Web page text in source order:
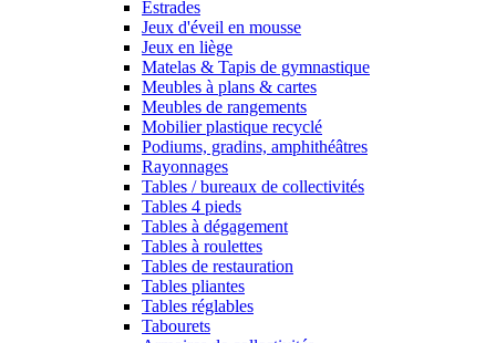
Estrades
Jeux d'éveil en mousse
Jeux en liège
Matelas & Tapis de gymnastique
Meubles à plans & cartes
Meubles de rangements
Mobilier plastique recyclé
Podiums, gradins, amphithéâtres
Rayonnages
Tables / bureaux de collectivités
Tables 4 pieds
Tables à dégagement
Tables à roulettes
Tables de restauration
Tables pliantes
Tables réglables
Tabourets